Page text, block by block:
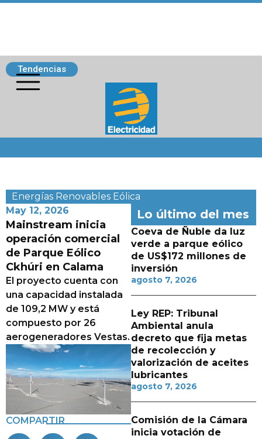
Tendencias
Energías Renovables Eólica
May 12, 2026
Mainstream inicia
operación comercial
de Parque Eólico
Ckhúri en Calama
El proyecto cuenta con
una capacidad instalada
de 109,2 MW y está
compuesto por 26
aerogeneradores Vestas.
COMPARTIR
Lo último del mes
Coeva de Ñuble da luz
verde a parque eólico
de US$172 millones de
inversión
agosto 7, 2026
Ley REP: Tribunal
Ambiental anula
decreto que fija metas
de recolección y
valorización de aceites
lubricantes
agosto 7, 2026
Comisión de la Cámara
inicia votación de